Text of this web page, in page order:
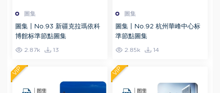
圖集
圖集丨No.93 新疆克拉瑪依科
博館标準節點圖集
2.87k 13
圖集
圖集丨No.92 杭州華峰中心标
準節點圖集
2.85k 14
VIP VIP